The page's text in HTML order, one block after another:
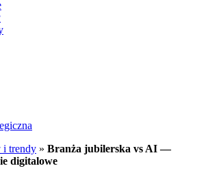
i trendy » Branża jubilerska vs AI —
digitalowe